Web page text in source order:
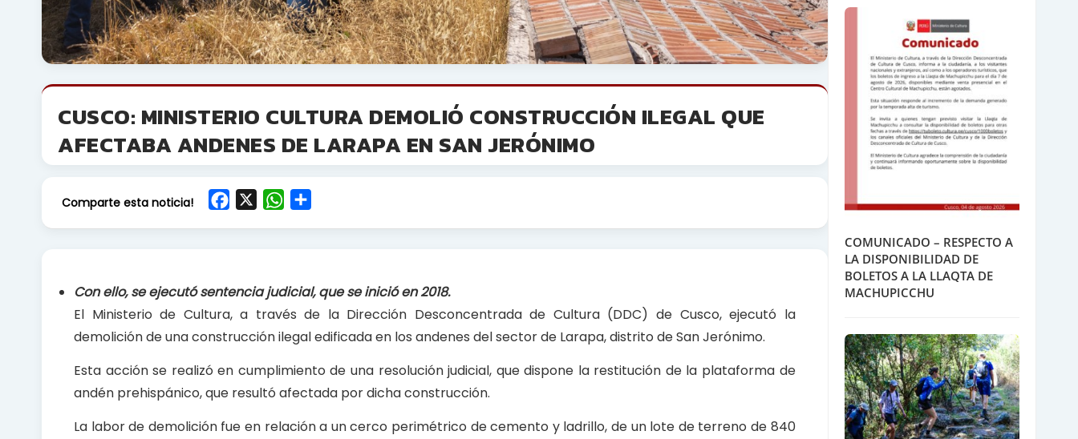
CUSCO: MINISTERIO CULTURA DEMOLIÓ CONSTRUCCIÓN ILEGAL QUE
AFECTABA ANDENES DE LARAPA EN SAN JERÓNIMO
Comparte esta noticia!
o
k
W
s
p
p
e
Con ello, se ejecutó sentencia judicial, que se inició en 2018.
El Ministerio de Cultura, a través de la Dirección Desconcentrada de Cultura (DDC) de Cusco, ejecutó la
demolición de una construcción ilegal edificada en los andenes del sector de Larapa, distrito de San Jerónimo.
Esta acción se realizó en cumplimiento de una resolución judicial, que dispone la restitución de la plataforma de
andén prehispánico, que resultó afectada por dicha construcción.
La labor de demolición fue en relación a un cerco perimétrico de cemento y ladrillo, de un lote de terreno de 840
COMUNICADO – RESPECTO A
LA DISPONIBILIDAD DE
BOLETOS A LA LLAQTA DE
MACHUPICCHU